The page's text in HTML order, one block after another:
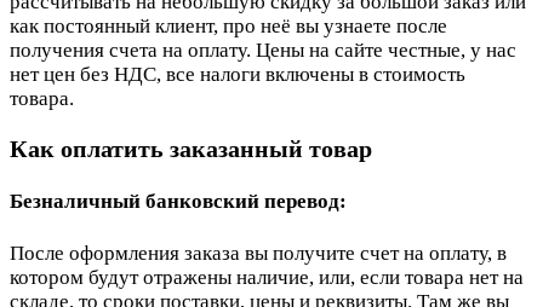
как постоянный клиент, про неё вы узнаете после
получения счета на оплату. Цены на сайте честные, у нас
нет цен без НДС, все налоги включены в стоимость
товара.
Как оплатить заказанный товар
Безналичный банковский перевод:
После оформления заказа вы получите счет на оплату, в
котором будут отражены наличие, или, если товара нет на
складе, то сроки поставки, цены и реквизиты. Там же вы